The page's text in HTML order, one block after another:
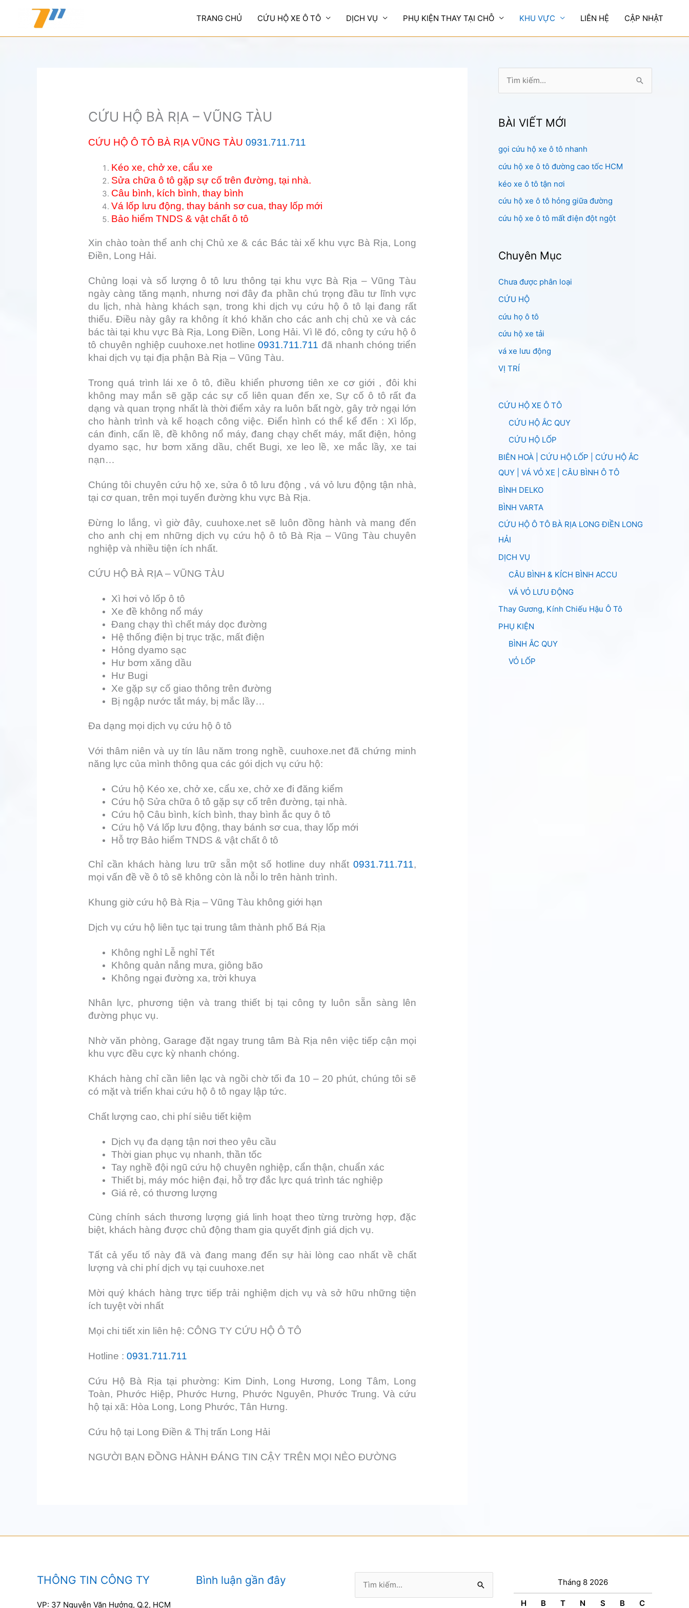
TRANG CHỦ CỨU HỘ XE Ô TÔ DỊCH VỤ PHỤ KIỆN THAY TẠI CHỖ KHU VỰC LIÊN HỆ CẬP NHẬT
CỨU HỘ BÀ RỊA – VŨNG TÀU
CỨU HỘ Ô TÔ BÀ RỊA VŨNG TÀU 0931.711.711
Kéo xe, chở xe, cẩu xe
Sửa chữa ô tô gặp sự cố trên đường, tại nhà.
Câu bình, kích bình, thay bình
Vá lốp lưu động, thay bánh sơ cua, thay lốp mới
Bảo hiểm TNDS & vật chất ô tô
Xin chào toàn thể anh chị Chủ xe & các Bác tài xế khu vực Bà Rịa, Long
Điền, Long Hải.
Chủng loại và số lượng ô tô lưu thông tại khu vực Bà Rịa – Vũng Tàu
ngày càng tăng mạnh, nhưng nơi đây đa phần chú trọng đầu tư lĩnh vực
du lịch, nhà hàng khách sạn, trong khi dịch vụ cứu hộ ô tô lại đang rất
thiếu. Điều này gây ra không ít khó khăn cho các anh chị chủ xe và các
bác tài tại khu vực Bà Rịa, Long Điền, Long Hải. Vì lẽ đó, công ty cứu hộ ô
tô chuyên nghiệp cuuhoxe.net hotline0931.711.711 đã nhanh chóng triển
khai dịch vụ tại địa phận Bà Rịa – Vũng Tàu.
Trong quá trình lái xe ô tô, điều khiển phương tiên xe cơ giới , đôi khi
không may mắn sẽ gặp các sự cố liên quan đến xe, Sự cố ô tô rất đa
dạng và quan trọng nhất là thời điểm xảy ra luôn bất ngờ, gây trở ngại lớn
cho hành trình và kế hoạch công việc. Điển hình có thể kể đến : Xì lốp,
cán đinh, cấn lề, đề không nổ máy, đang chạy chết máy, mất điện, hỏng
dyamo sạc, hư bơm xăng dầu, chết Bugi, xe leo lề, xe mắc lầy, xe tai
nạn…
Chúng tôi chuyên cứu hộ xe, sửa ô tô lưu động , vá vỏ lưu động tận nhà,
tại cơ quan, trên mọi tuyến đường khu vực Bà Rịa.
Đừng lo lắng, vì giờ đây, cuuhoxe.net sẽ luôn đồng hành và mang đến
cho anh chị em những dịch vụ cứu hộ ô tô Bà Rịa – Vũng Tàu chuyên
nghiệp và nhiều tiện ích nhất.
CỨU HỘ BÀ RỊA – VŨNG TÀU
Xì hơi vỏ lốp ô tô
Xe đề không nổ máy
Đang chạy thì chết máy dọc đường
Hệ thống điện bị trục trặc, mất điện
Hỏng dyamo sạc
Hư bơm xăng dầu
Hư Bugi
Xe gặp sự cố giao thông trên đường
Bị ngập nước tắt máy, bị mắc lầy…
Đa dạng mọi dịch vụ cứu hộ ô tô
Với thâm niên và uy tín lâu năm trong nghề, cuuhoxe.net đã chứng minh
năng lực của mình thông qua các gói dịch vụ cứu hộ:
Cứu hộ Kéo xe, chở xe, cẩu xe, chở xe đi đăng kiểm
Cứu hộ Sửa chữa ô tô gặp sự cố trên đường, tại nhà.
Cứu hộ Câu bình, kích bình, thay bình ắc quy ô tô
Cứu hộ Vá lốp lưu động, thay bánh sơ cua, thay lốp mới
Hỗ trợ Bảo hiểm TNDS & vật chất ô tô
Chỉ cần khách hàng lưu trữ sẵn một số hotline duy nhất 0931.711.711,
mọi vấn đề về ô tô sẽ không còn là nỗi lo trên hành trình.
Khung giờ cứu hộ Bà Rịa – Vũng Tàu không giới hạn
Dịch vụ cứu hộ liên tục tại trung tâm thành phố Bá Rịa
Không nghỉ Lễ nghỉ Tết
Không quản nắng mưa, giông bão
Không ngại đường xa, trời khuya
Nhân lực, phương tiện và trang thiết bị tại công ty luôn sẵn sàng lên
đường phục vụ.
Nhờ văn phòng, Garage đặt ngay trung tâm Bà Rịa nên việc tiếp cận mọi
khu vực đều cực kỳ nhanh chóng.
Khách hàng chỉ cần liên lạc và ngồi chờ tối đa 10 – 20 phút, chúng tôi sẽ
có mặt và triển khai cứu hộ ô tô ngay lập tức.
Chất lượng cao, chi phí siêu tiết kiệm
Dịch vụ đa dạng tận nơi theo yêu cầu
Thời gian phục vụ nhanh, thần tốc
Tay nghề đội ngũ cứu hộ chuyên nghiệp, cẩn thận, chuẩn xác
Thiết bị, máy móc hiện đại, hỗ trợ đắc lực quá trình tác nghiệp
Giá rẻ, có thương lượng
Cùng chính sách thương lượng giá linh hoạt theo từng trường hợp, đặc
biệt, khách hàng được chủ động tham gia quyết định giá dịch vụ.
Tất cả yếu tố này đã và đang mang đến sự hài lòng cao nhất về chất
lượng và chi phí dịch vụ tại cuuhoxe.net
Mời quý khách hàng trực tiếp trải nghiệm dịch vụ và sở hữu những tiện
ích tuyệt vời nhất
Mọi chi tiết xin liên hệ: CÔNG TY CỨU HỘ Ô TÔ
Hotline :0931.711.711
Cứu Hộ Bà Rịa tại phường: Kim Dinh, Long Hương, Long Tâm, Long
Toàn, Phước Hiệp, Phước Hưng, Phước Nguyên, Phước Trung. Và cứu
hộ tại xã: Hòa Long, Long Phước, Tân Hưng.
Cứu hộ tại Long Điền & Thị trấn Long Hải
NGƯỜI BẠN ĐỒNG HÀNH ĐÁNG TIN CẬY TRÊN MỌI NẺO ĐƯỜNG
k
ế
m
:
BÀI VIẾT MỚI
gọi cứu hộ xe ô tô nhanh
cứu hộ xe ô tô đường cao tốc HCM
kéo xe ô tô tận nơi
cứu hộ xe ô tô hỏng giữa đường
cứu hộ xe ô tô mất điện đột ngột
Chuyên Mục
Chưa được phân loại
CỨU HỘ
cứu họ ô tô
cứu hộ xe tải
vá xe lưu động
VỊ TRÍ
CỨU HỘ XE Ô TÔ
CỨU HỘ ẮC QUY
CỨU HỘ LỐP
BIÊN HOÀ | CỨU HỘ LỐP | CỨU HỘ ẮC
QUY | VÁ VỎ XE | CÂU BÌNH Ô TÔ
BÌNH DELKO
BÌNH VARTA
CỨU HỘ Ô TÔ BÀ RỊA LONG ĐIỀN LONG
HẢI
DỊCH VỤ
CÂU BÌNH & KÍCH BÌNH ACCU
VÁ VỎ LƯU ĐỘNG
Thay Gương, Kính Chiếu Hậu Ô Tô
PHỤ KIỆN
BÌNH ẮC QUY
VỎ LỐP
THÔNG TIN CÔNG TY
VP: 37 Nguyễn Văn Hưởng, Q.2, HCM
Bình luận gần đây
kiếm:
Tháng 8 2026
H B T N S B C